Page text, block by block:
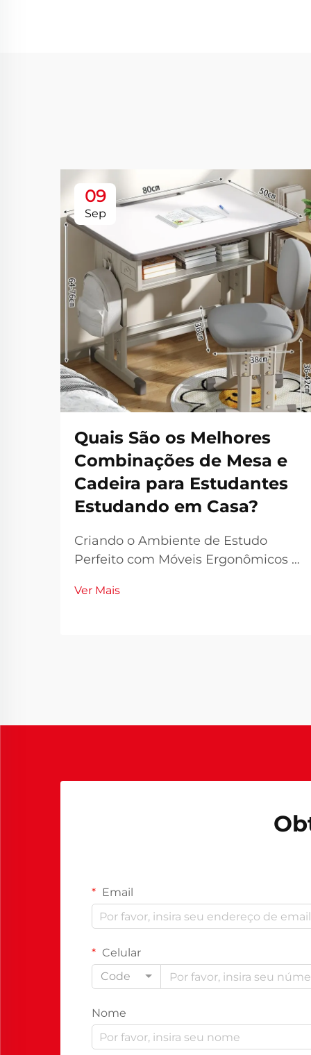
09
Sep
Quais São os Melhores
Combinações de Mesa e
Cadeira para Estudantes
Estudando em Casa?
Criando o Ambiente de Estudo
Perfeito com Móveis Ergonômicos A
cadeira escolares constitui a base de
Ver Mais
Email
Celular
Code
Nome